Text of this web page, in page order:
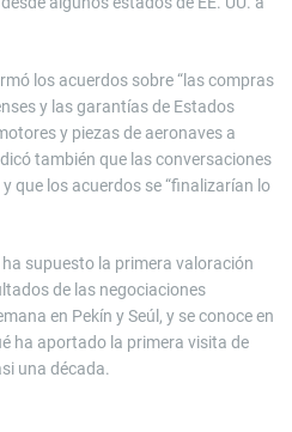
los acuerdos sobre “las compras
y las garantías de Estados
y piezas de aeronaves a
también que las conversaciones
que los acuerdos se “finalizarían lo
supuesto la primera valoración
de las negociaciones
en Pekín y Seúl, y se conoce en
ha aportado la primera visita de
una década.